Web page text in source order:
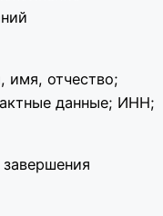
имя, отчество;
данные; ИНН;